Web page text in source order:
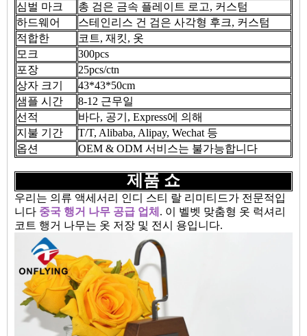
심벌 마크
총 검은 금속 플레이트 로고, 커스텀
하드웨어
스테인리스 건 검은 사각형 후크, 커스텀
적합한
코트, 재킷, 옷
모크
300pcs
포장
25pcs/ctn
상자 크기
43*43*50cm
샘플 시간
8-12 근무일
선적
바다, 공기, Express에 의해
지불 기간
T/T, Alibaba, Alipay, Wechat 등
옵션
OEM & ODM 서비스는 불가능합니다
제품 쇼
우리는 의류 액세서리 인디 스티 랄 리미티드가 전문적입
니다 중국 행거 나무 공급 업체 . 이 벨벳 맞춤형 옷 럭셔리
코트 행거 나무는 옷 저장 및 전시 용입니다.